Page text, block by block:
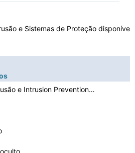
e Sistemas de Proteção
Rede de Detecção de Intrusão e Intrusion Prevention …